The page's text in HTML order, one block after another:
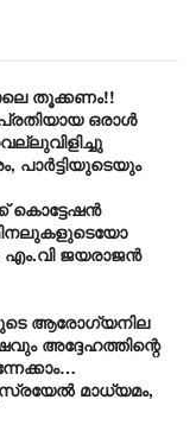
തൂക്കണം!!
ഒരാൾ
പാർട്ടിയുടെയും
ജയരാജൻ
ആരോ​ഗ്യനില
അദ്ദേഹത്തിന്റെ
മാധ്യമം,